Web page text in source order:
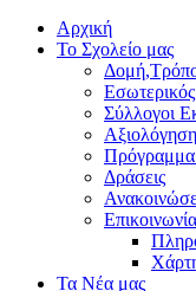
Αρχική
Το Σχολείο μας
Σύλλογοι
Αξιολόγηση
Δράσεις
Επικοινωνία
Τα Νέα μας